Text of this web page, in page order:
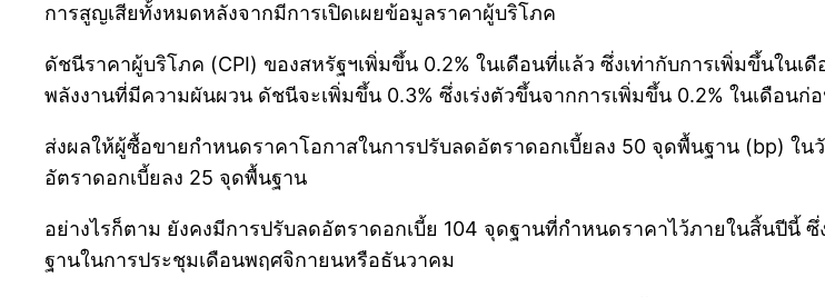
การสูญเสียทั้งหมดหลังจากมีการเปิดเผยข้อมูลราคาผู้บริโภค
ดัชนีราคาผู้บริโภค (CPI) ของสหรัฐฯเพิ่มขึ้น 0.2% ในเดือนที่แล้ว ซึ่งเท่ากับการเพิ่มขึ้นใน
พลังงานที่มีความผันผวน ดัชนีจะเพิ่มขึ้น 0.3% ซึ่งเร่งตัวขึ้นจากการเพิ่มขึ้น 0.2% ในเดือนก่
ส่งผลให้ผู้ซื้อขายกำหนดราคาโอกาสในการปรับลดอัตราดอกเบี้ยลง 50 จุดพื้นฐาน (bp) ใน
อัตราดอกเบี้ยลง 25 จุดพื้นฐาน
อย่างไรก็ตาม ยังคงมีการปรับลดอัตราดอกเบี้ย 104 จุดฐานที่กำหนดราคาไว้ภายในสิ้นปี
ฐานในการประชุมเดือนพฤศจิกายนหรือธันวาคม